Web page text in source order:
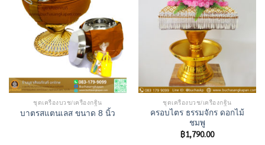
ชุดเครื่องบวช/เครื่องกฐิน
บาตรสแตนเลส ขนาด 8 นิ้ว
ชุดเครื่องบวช/เครื่องกฐิน
ครอบไตร ธรรมจักร ดอกไม้
ชมพู
฿1,790.00